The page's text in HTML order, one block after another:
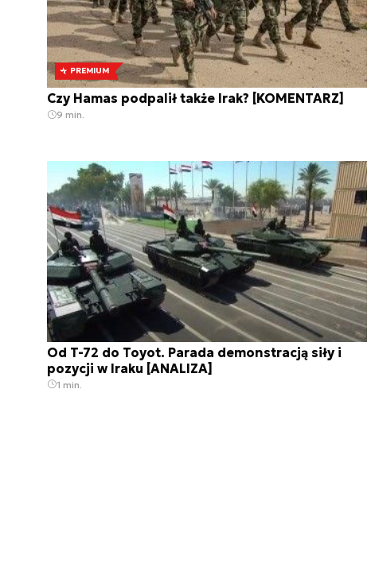
PREMIUM
Czy Hamas podpalił także Irak? [KOMENTARZ]
9 min.
Od T-72 do Toyot. Parada demonstracją siły i
pozycji w Iraku [ANALIZA]
1 min.